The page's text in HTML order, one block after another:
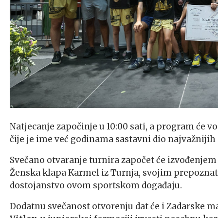
Natjecanje započinje u 10:00 sati, a program će
čije je ime već godinama sastavni dio
Svečano otvaranje turnira započet će
Ženska klapa Karmel iz Turnja, svojim
dostojanstvo ovom sportskom događaju.
Dodatnu svečanost otvorenju dat će i Zadarske